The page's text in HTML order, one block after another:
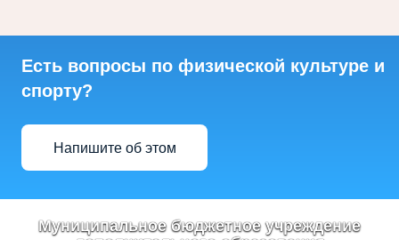
Есть вопросы по физической культуре и
спорту?
Напишите об этом
Муниципальное бюджетное учреждение